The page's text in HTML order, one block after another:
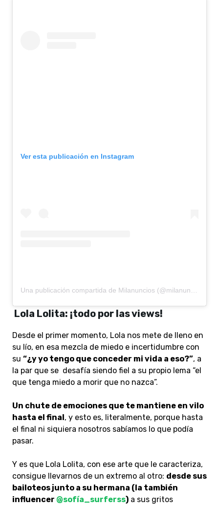
Ver esta publicación en Instagram
Lola Lolita: ¡todo por las views!
Desde el primer momento, Lola nos mete de lleno en
su lío, en esa mezcla de miedo e incertidumbre con
su “¿y yo tengo que conceder mi vida a eso?”, a
la par que se desafía siendo fiel a su propio lema “el
que tenga miedo a morir que no nazca”.
Un chute de emociones que te mantiene en vilo
hasta el final, y esto es, literalmente, porque hasta
el final ni siquiera nosotros sabíamos lo que podía
pasar.
Y es que Lola Lolita, con ese arte que le caracteriza,
consigue llevarnos de un extremo al otro: desde sus
bailoteos junto a su hermana (la también
influencer @sofía_surferss) a sus gritos